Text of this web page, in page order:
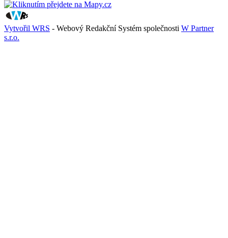
Vytvořil WRS - Webový Redakční Systém společnosti W Partner
s.r.o.